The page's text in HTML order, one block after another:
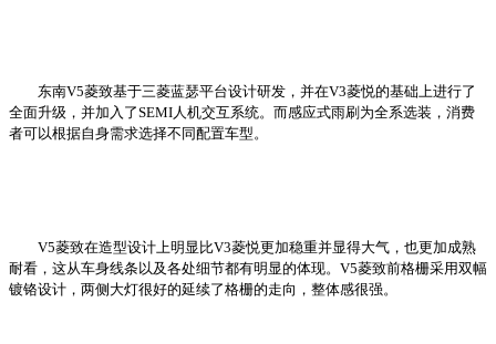
东南V5菱致基于三菱蓝瑟平台设计研发，并在V3菱悦的基础上进行了
全面升级，并加入了SEMI人机交互系统。而感应式雨刷为全系选装，消费
者可以根据自身需求选择不同配置车型。
V5菱致在造型设计上明显比V3菱悦更加稳重并显得大气，也更加成熟
耐看，这从车身线条以及各处细节都有明显的体现。V5菱致前格栅采用双幅
镀铬设计，两侧大灯很好的延续了格栅的走向，整体感很强。